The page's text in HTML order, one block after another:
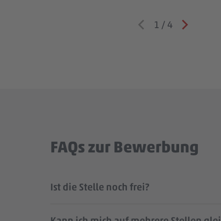
1 / 4
FAQs zur Bewerbung
Ist die Stelle noch frei?